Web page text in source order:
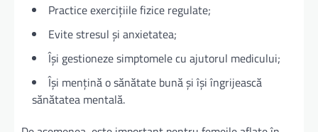
Practice exercițiile fizice regulate;
Evite stresul și anxietatea;
Își gestioneze simptomele cu ajutorul medicului;
Își mențină o sănătate bună și își îngrijească
sănătatea mentală.